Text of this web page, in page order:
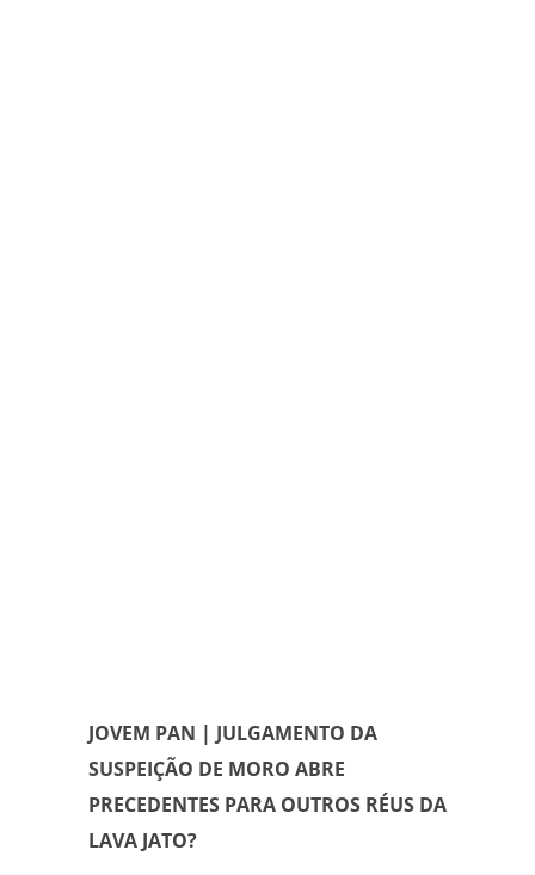
JOVEM PAN | JULGAMENTO DA
SUSPEIÇÃO DE MORO ABRE
PRECEDENTES PARA OUTROS RÉUS DA
LAVA JATO?